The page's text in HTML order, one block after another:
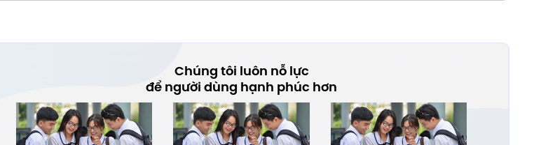
Chúng tôi luôn nỗ lực
để người dùng hạnh phúc hơn